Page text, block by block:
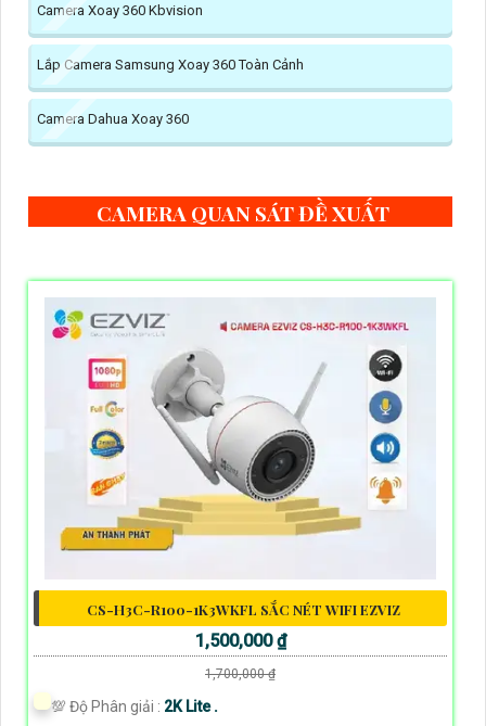
Camera Xoay 360 Kbvision
Lắp Camera Samsung Xoay 360 Toàn Cảnh
Camera Dahua Xoay 360
CAMERA QUAN SÁT ĐỀ XUẤT
CS-H3C-R100-1K3WKFL SẮC NÉT WIFI EZVIZ
1,500,000 ₫
1,700,000 ₫
💯 Độ Phân giải : 2K Lite .